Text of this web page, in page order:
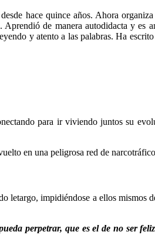
hace quince años. Ahora
de manera autodidacta y es
y atento a las palabras. Ha
para ir viviendo juntos su
en una peligrosa red de
letargo, impidiéndose a ellos mismos
perpetrar, que es el de no ser